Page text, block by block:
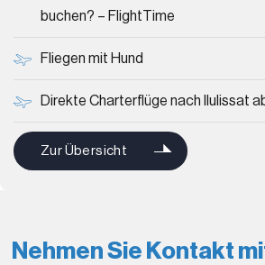
buchen? – FlightTime
Fliegen mit Hund
Direkte Charterflüge nach Ilulissat
Zur Übersicht
Nehmen Sie Kontakt